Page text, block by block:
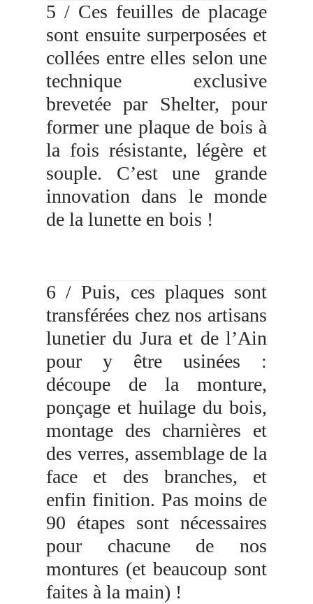
5 / Ces feuilles de placage
sont ensuite surperposées et
collées entre elles selon une
technique exclusive
brevetée par Shelter, pour
former une plaque de bois à
la fois résistante, légère et
souple. C’est une grande
innovation dans le monde
de la lunette en bois !
6 / Puis, ces plaques sont
transférées chez nos artisans
lunetier du Jura et de l’Ain
pour y être usinées :
découpe de la monture,
ponçage et huilage du bois,
montage des charnières et
des verres, assemblage de la
face et des branches, et
enfin finition. Pas moins de
90 étapes sont nécessaires
pour chacune de nos
montures (et beaucoup sont
faites à la main) !